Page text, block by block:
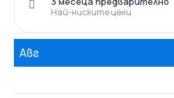
Най-ниските цени
Авг